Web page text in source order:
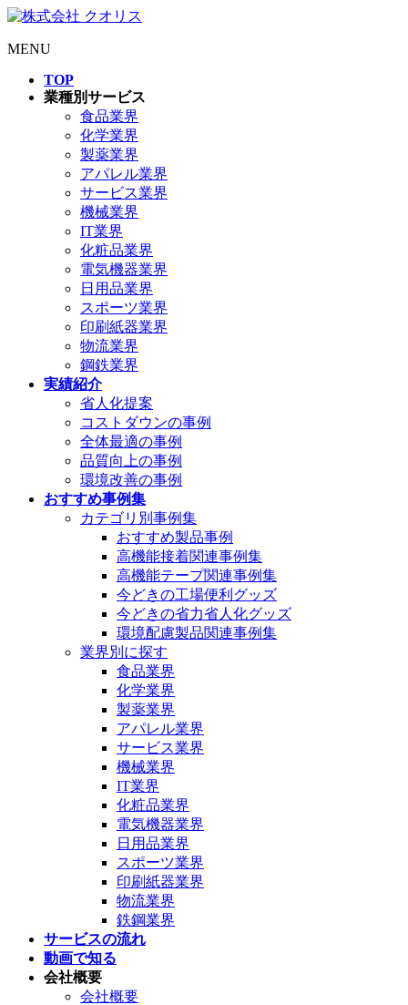
MENU
TOP
業種別サービス
食品業界
化学業界
製薬業界
アパレル業界
サービス業界
機械業界
IT業界
化粧品業界
電気機器業界
日用品業界
スポーツ業界
印刷紙器業界
物流業界
鋼鉄業界
実績紹介
省人化提案
コストダウンの事例
全体最適の事例
品質向上の事例
環境改善の事例
おすすめ事例集
カテゴリ別事例集
おすすめ製品事例
高機能接着関連事例集
高機能テープ関連事例集
今どきの工場便利グッズ
今どきの省力省人化グッズ
環境配慮製品関連事例集
業界別に探す
食品業界
化学業界
製薬業界
アパレル業界
サービス業界
機械業界
IT業界
化粧品業界
電気機器業界
日用品業界
スポーツ業界
印刷紙器業界
物流業界
鉄鋼業界
サービスの流れ
動画で知る
会社概要
会社概要